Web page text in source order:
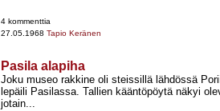
4 kommenttia
27.05.1968 Tapio Keränen
Pasila alapiha
Joku museo rakkine oli steissillä lähdössä
lepäili Pasilassa. Tallien kääntöpöytä näkyi
jotain...